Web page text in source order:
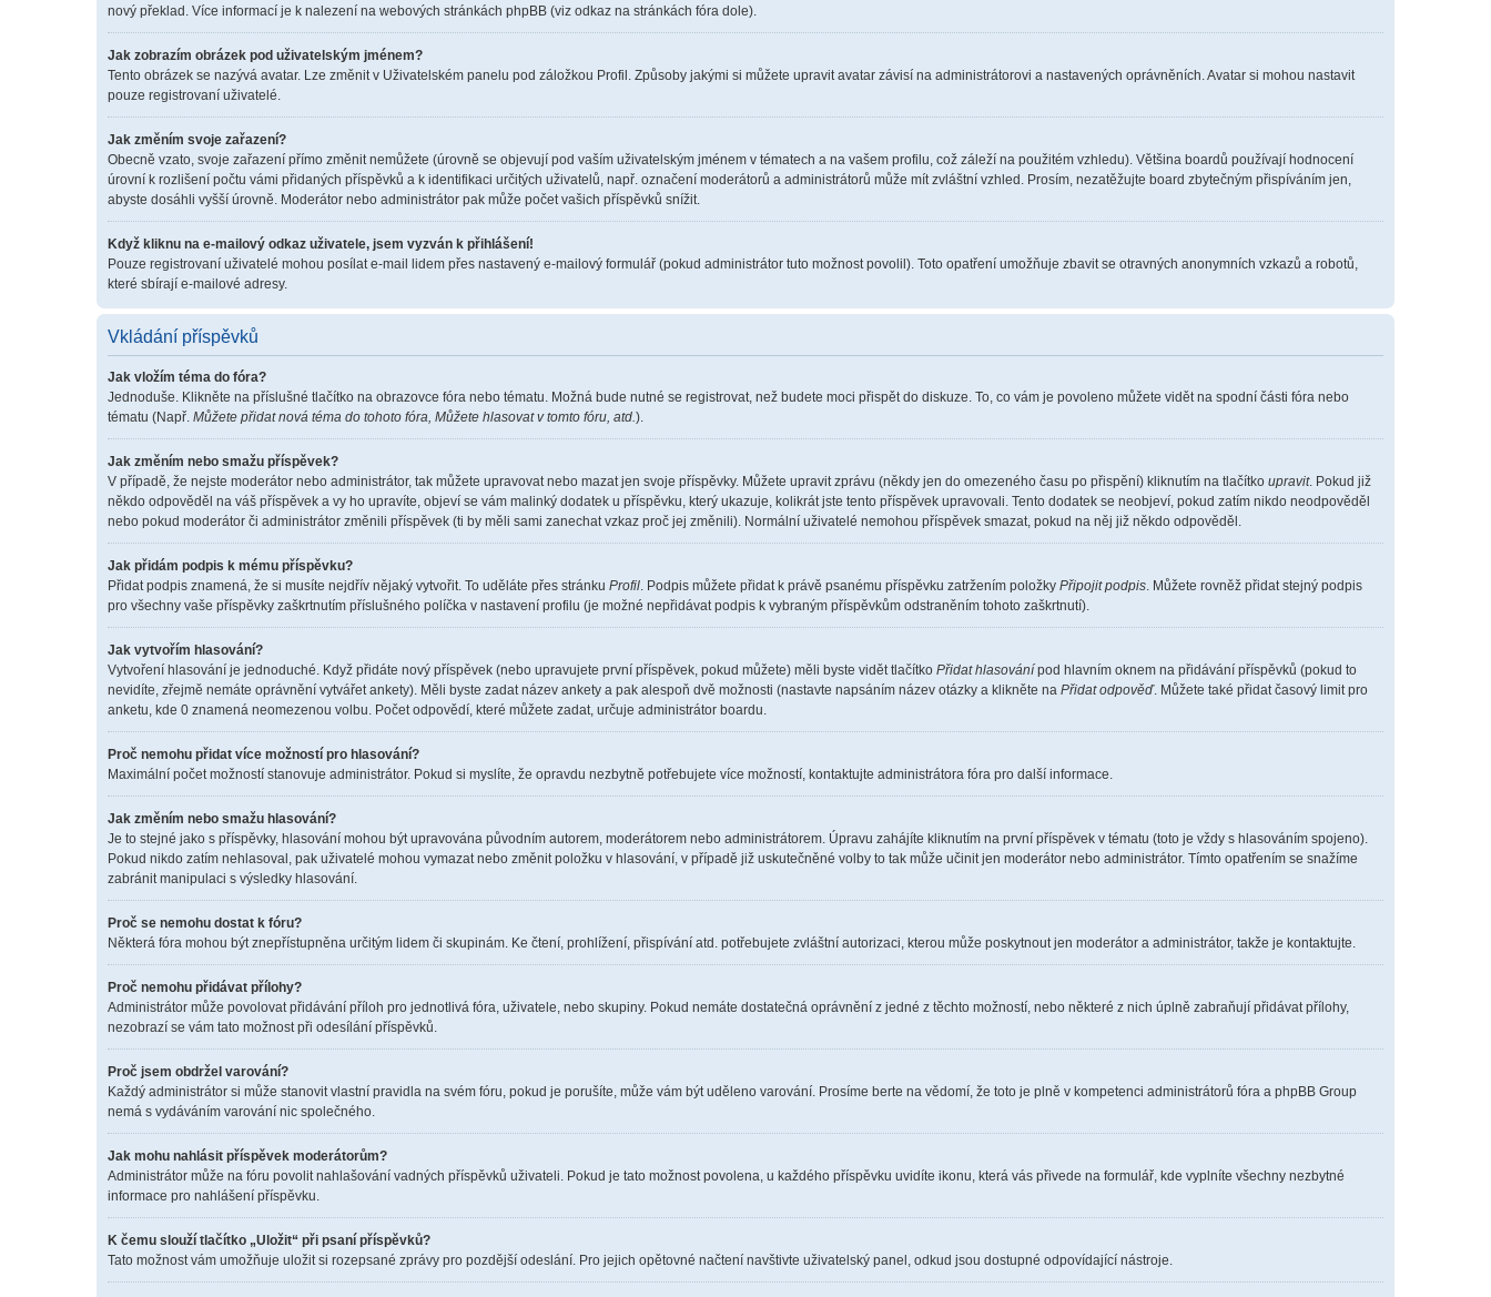
nový překlad. Více informací je k nalezení na webových stránkách phpBB (viz odkaz na stránkách fóra dole).
Jak zobrazím obrázek pod uživatelským jménem?
Tento obrázek se nazývá avatar. Lze změnit v Uživatelském panelu pod záložkou Profil. Způsoby jakými si můžete upravit avatar závisí na administrátorovi a nastavených oprávněních. Avatar si mohou nastavit
pouze registrovaní uživatelé.
Jak změním svoje zařazení?
Obecně vzato, svoje zařazení přímo změnit nemůžete (úrovně se objevují pod vaším uživatelským jménem v tématech a na vašem profilu, což záleží na použitém vzhledu). Většina boardů používají hodnocení
úrovní k rozlišení počtu vámi přidaných příspěvků a k identifikaci určitých uživatelů, např. označení moderátorů a administrátorů může mít zvláštní vzhled. Prosím, nezatěžujte board zbytečným přispíváním jen,
abyste dosáhli vyšší úrovně. Moderátor nebo administrátor pak může počet vašich příspěvků snížit.
Když kliknu na e-mailový odkaz uživatele, jsem vyzván k přihlášení!
Pouze registrovaní uživatelé mohou posílat e-mail lidem přes nastavený e-mailový formulář (pokud administrátor tuto možnost povolil). Toto opatření umožňuje zbavit se otravných anonymních vzkazů a robotů,
které sbírají e-mailové adresy.
Vkládání příspěvků
Jak vložím téma do fóra?
Jednoduše. Klikněte na příslušné tlačítko na obrazovce fóra nebo tématu. Možná bude nutné se registrovat, než budete moci přispět do diskuze. To, co vám je povoleno můžete vidět na spodní části fóra nebo
tématu (Např. Můžete přidat nová téma do tohoto fóra, Můžete hlasovat v tomto fóru, atd.).
Jak změním nebo smažu příspěvek?
V případě, že nejste moderátor nebo administrátor, tak můžete upravovat nebo mazat jen svoje příspěvky. Můžete upravit zprávu (někdy jen do omezeného času po přispění) kliknutím na tlačítko upravit. Pokud již
někdo odpověděl na váš příspěvek a vy ho upravíte, objeví se vám malinký dodatek u příspěvku, který ukazuje, kolikrát jste tento příspěvek upravovali. Tento dodatek se neobjeví, pokud zatím nikdo neodpověděl
nebo pokud moderátor či administrátor změnili příspěvek (ti by měli sami zanechat vzkaz proč jej změnili). Normální uživatelé nemohou příspěvek smazat, pokud na něj již někdo odpověděl.
Jak přidám podpis k mému příspěvku?
Přidat podpis znamená, že si musíte nejdřív nějaký vytvořit. To uděláte přes stránku Profil. Podpis můžete přidat k právě psanému příspěvku zatržením položky Připojit podpis. Můžete rovněž přidat stejný podpis
pro všechny vaše příspěvky zaškrtnutím příslušného políčka v nastavení profilu (je možné nepřidávat podpis k vybraným příspěvkům odstraněním tohoto zaškrtnutí).
Jak vytvořím hlasování?
Vytvoření hlasování je jednoduché. Když přidáte nový příspěvek (nebo upravujete první příspěvek, pokud můžete) měli byste vidět tlačítko Přidat hlasování pod hlavním oknem na přidávání příspěvků (pokud to
nevidíte, zřejmě nemáte oprávnění vytvářet ankety). Měli byste zadat název ankety a pak alespoň dvě možnosti (nastavte napsáním název otázky a klikněte na Přidat odpověď. Můžete také přidat časový limit pro
anketu, kde 0 znamená neomezenou volbu. Počet odpovědí, které můžete zadat, určuje administrátor boardu.
Proč nemohu přidat více možností pro hlasování?
Maximální počet možností stanovuje administrátor. Pokud si myslíte, že opravdu nezbytně potřebujete více možností, kontaktujte administrátora fóra pro další informace.
Jak změním nebo smažu hlasování?
Je to stejné jako s příspěvky, hlasování mohou být upravována původním autorem, moderátorem nebo administrátorem. Úpravu zahájíte kliknutím na první příspěvek v tématu (toto je vždy s hlasováním spojeno).
Pokud nikdo zatím nehlasoval, pak uživatelé mohou vymazat nebo změnit položku v hlasování, v případě již uskutečněné volby to tak může učinit jen moderátor nebo administrátor. Tímto opatřením se snažíme
zabránit manipulaci s výsledky hlasování.
Proč se nemohu dostat k fóru?
Některá fóra mohou být znepřístupněna určitým lidem či skupinám. Ke čtení, prohlížení, přispívání atd. potřebujete zvláštní autorizaci, kterou může poskytnout jen moderátor a administrátor, takže je kontaktujte.
Proč nemohu přidávat přílohy?
Administrátor může povolovat přidávání příloh pro jednotlivá fóra, uživatele, nebo skupiny. Pokud nemáte dostatečná oprávnění z jedné z těchto možností, nebo některé z nich úplně zabraňují přidávat přílohy,
nezobrazí se vám tato možnost při odesílání příspěvků.
Proč jsem obdržel varování?
Každý administrátor si může stanovit vlastní pravidla na svém fóru, pokud je porušíte, může vám být uděleno varování. Prosíme berte na vědomí, že toto je plně v kompetenci administrátorů fóra a phpBB Group
nemá s vydáváním varování nic společného.
Jak mohu nahlásit příspěvek moderátorům?
Administrátor může na fóru povolit nahlašování vadných příspěvků uživateli. Pokud je tato možnost povolena, u každého příspěvku uvidíte ikonu, která vás přivede na formulář, kde vyplníte všechny nezbytné
informace pro nahlášení příspěvku.
K čemu slouží tlačítko „Uložit“ při psaní příspěvků?
Tato možnost vám umožňuje uložit si rozepsané zprávy pro pozdější odeslání. Pro jejich opětovné načtení navštivte uživatelský panel, odkud jsou dostupné odpovídající nástroje.